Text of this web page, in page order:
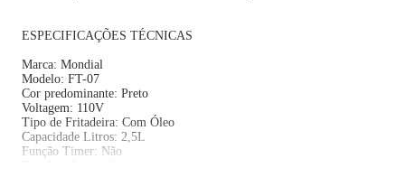
ESPECIFICAÇÕES TÉCNICAS
Marca: Mondial
Modelo: FT-07
Cor predominante: Preto
Voltagem: 110V
Tipo de Fritadeira: Com Óleo
Capacidade Litros: 2,5L
Função Timer: Não